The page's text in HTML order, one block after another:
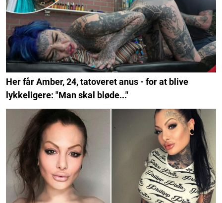
Her får Amber, 24, tatoveret anus - for at blive
lykkeligere: "Man skal bløde..."